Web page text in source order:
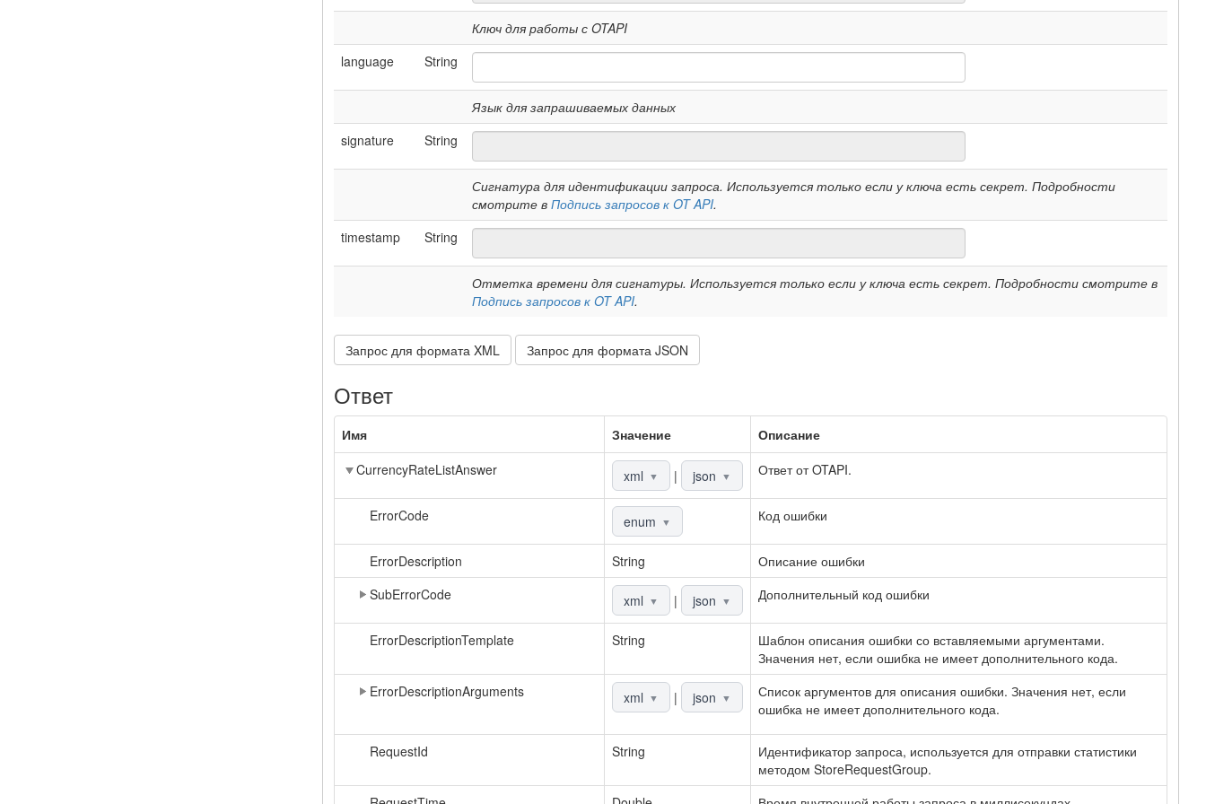
Ключ для работы с OTAPI
language
String
Язык для запрашиваемых данных
signature
String
Сигнатура для идентификации запроса. Используется только если у ключа есть секрет. Подробности
смотрите в Подпись запросов к OT API.
timestamp
String
Отметка времени для сигнатуры. Используется только если у ключа есть секрет. Подробности смотрите в
Подпись запросов к OT API.
Запрос для формата XML Запрос для формата JSON
Ответ
Имя Значение
Описание
CurrencyRateListAnswer
xml ▼ | json ▼ Ответ от OTAPI.
ErrorCode enum ▼ Код ошибки
ErrorDescription String
Описание ошибки
SubErrorCode
xml ▼ | json ▼ Дополнительный код ошибки
ErrorDescriptionTemplate String
Шаблон описания ошибки со вставляемыми аргументами.
Значения нет, если ошибка не имеет дополнительного кода.
ErrorDescriptionArguments
xml ▼ | json ▼
Список аргументов для описания ошибки. Значения нет, если
ошибка не имеет дополнительного кода.
RequestId String
Идентификатор запроса, используется для отправки статистики
методом StoreRequestGroup.